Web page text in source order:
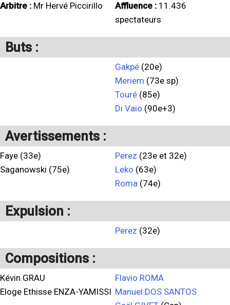
Arbitre : Mr Hervé Piccirillo Affluence : 11.436
spectateurs
Buts :
Gakpé (20e)
Meriem (73e sp)
Touré (85e)
Di Vaio (90e+3)
Avertissements :
Faye (33e)
Saganowski (75e)
Perez (23e et 32e)
Leko (63e)
Roma (74e)
Expulsion :
Perez (32e)
Compositions :
Kévin GRAU
Eloge Ethisse ENZA-YAMISSI
Flavio ROMA
Manuel DOS SANTOS